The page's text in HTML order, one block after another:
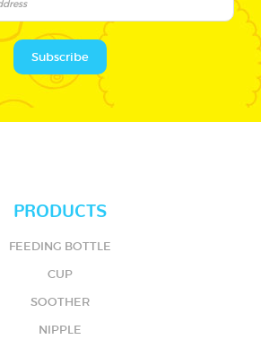
Subscribe
PRODUCTS
FEEDING BOTTLE
CUP
SOOTHER
NIPPLE